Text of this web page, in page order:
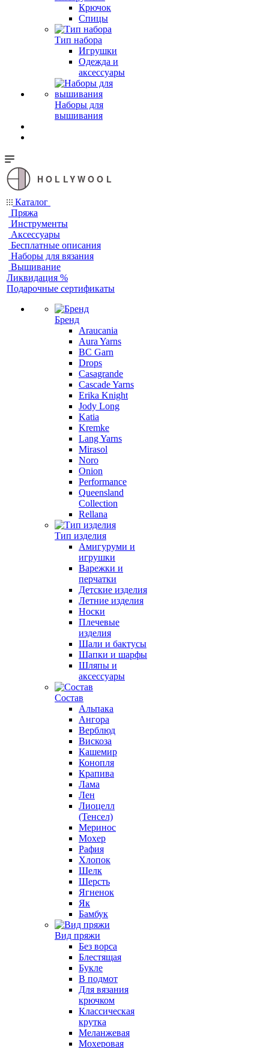
Крючок
Спицы
Тип набора
Игрушки
Одежда и
аксессуары
Наборы для
вышивания
HOLLYWOOL
Каталог
Пряжа
Инструменты
Аксессуары
Бесплатные описания
Наборы для вязания
Вышивание
Ликвидация %
Подарочные сертификаты
Бренд
Araucania
Aura Yarns
BC Garn
Drops
Casagrande
Cascade Yarns
Erika Knight
Jody Long
Katia
Kremke
Lang Yarns
Mirasol
Noro
Onion
Performance
Queensland
Collection
Rellana
Тип изделия
Амигуруми и
игрушки
Варежки и
перчатки
Детские изделия
Летние изделия
Носки
Плечевые
изделия
Шали и бактусы
Шапки и шарфы
Шляпы и
аксессуары
Состав
Альпака
Ангора
Верблюд
Вискоза
Кашемир
Конопля
Крапива
Лама
Лен
Лиоцелл
(Тенсел)
Меринос
Мохер
Рафия
Хлопок
Шелк
Шерсть
Ягненок
Як
Бамбук
Вид пряжи
Без ворса
Блестящая
Букле
В подмот
Для вязания
крючком
Классическая
крутка
Меланжевая
Мохеровая